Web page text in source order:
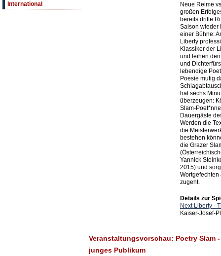
International
Neue Reime
großen
bereits dritte
Saison wieder
einer Bühne:
Liberty
Klassiker der
und leihen
und
lebendige
Poesie mutig
hat sechs
überzeugen:
Slam-
Dauergäste
Werden die
die
bestehen
die Grazer
Yannick
2015) und
Wortgefechten
zugeht.
Details zur
Next Liberty -
Kaiser-Josef-
Veranstaltungsvorschau: Poetry Slam
junges Publikum